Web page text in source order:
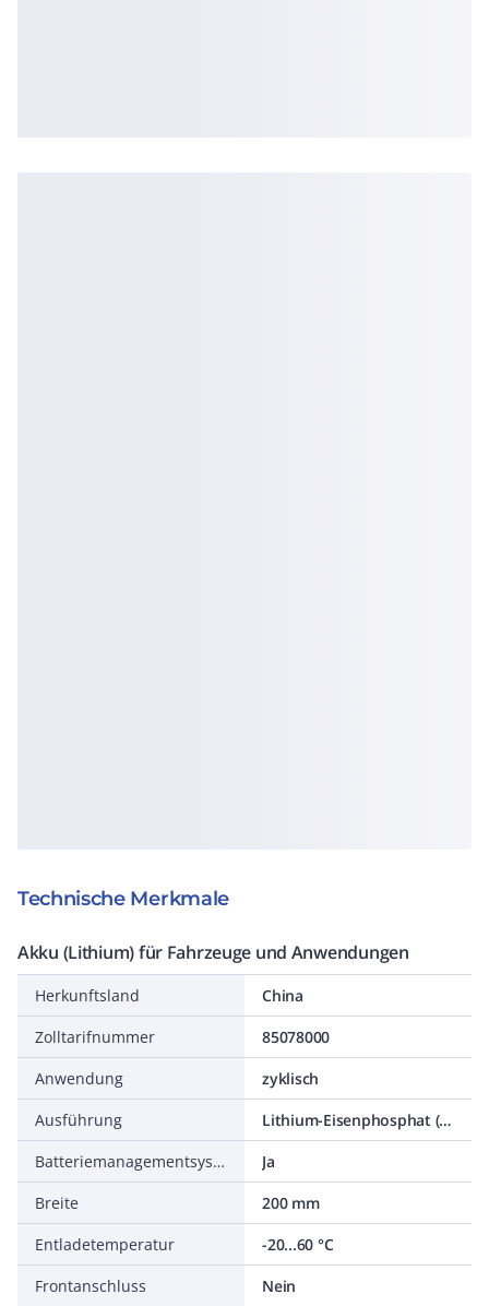
Technische Merkmale
Akku (Lithium) für Fahrzeuge und Anwendungen
Herkunftsland
China
Zolltarifnummer
85078000
Anwendung
zyklisch
Ausführung
Lithium-Eisenphosphat (LFP)
Batteriemanagementsystem (BMS) integriert
Ja
Breite
200 mm
Entladetemperatur
-20...60 °C
Frontanschluss
Nein